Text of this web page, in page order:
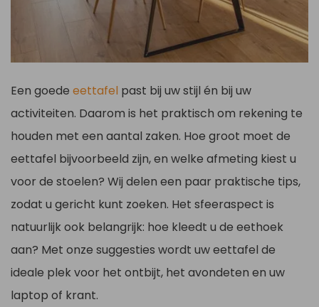
Een goede eettafel past bij uw stijl én bij uw
activiteiten. Daarom is het praktisch om rekening te
houden met een aantal zaken. Hoe groot moet de
eettafel bijvoorbeeld zijn, en welke afmeting kiest u
voor de stoelen? Wij delen een paar praktische tips,
zodat u gericht kunt zoeken. Het sfeeraspect is
natuurlijk ook belangrijk: hoe kleedt u de eethoek
aan? Met onze suggesties wordt uw eettafel de
ideale plek voor het ontbijt, het avondeten en uw
laptop of krant.